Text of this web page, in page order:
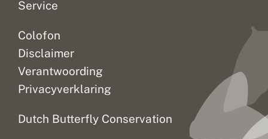
Service
Colofon
Disclaimer
Verantwoording
Privacyverklaring
Dutch Butterfly Conservation